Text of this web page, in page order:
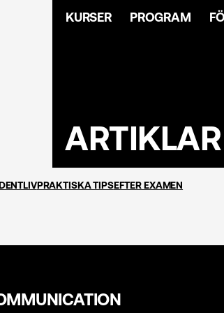
KURSER PROGRAM
ARTIKLAR
PRAKTISKA TIPSEFTER EXAMEN